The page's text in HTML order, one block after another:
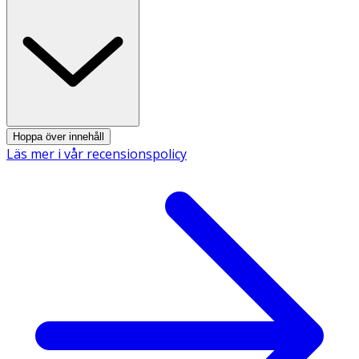
som LOT nummer på produktens etikett) skall kryckan
kasseras.
Hoppa över innehåll
Läs mer i vår recensionspolicy